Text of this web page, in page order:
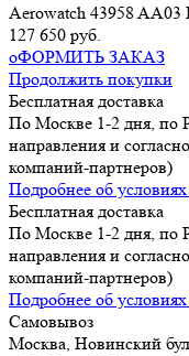
Aerowatch 43958 AA03
127 650 руб.
оФОРМИТЬ ЗАКАЗ
Продолжить покупки
Бесплатная доставка
По Москве 1-2 дня, по
направления и
компаний-партнеров)
Подробнее об
Бесплатная доставка
По Москве 1-2 дня, по
направления и
компаний-партнеров)
Подробнее об
Самовывоз
Москва, Новинский